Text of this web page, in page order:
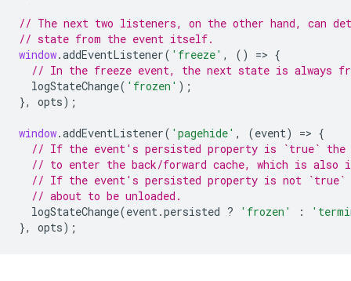
// The next two listeners, on the other hand, can
// state from the event itself.
window.addEventListener( 'freeze' , () => {
// In the freeze event, the next state is always
logStateChange( 'frozen' );
},
opts);
window.addEventListener( 'pagehide' , (event) => {
// If the event's persisted property is `true` the
// to enter the back/forward cache, which is also
// If the event's persisted property is not `true`
// about to be unloaded.
logStateChange(event .persisted ? 'frozen' :
},
opts);